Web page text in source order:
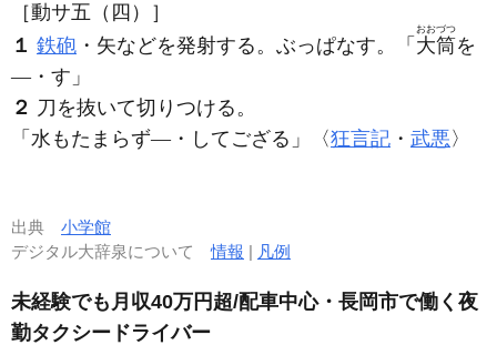
［動サ五（四）］
１ 鉄砲 ・矢などを発射する。ぶっぱなす。「 大筒
おおづつ
を
―・す」
２ 刀を抜いて切りつける。
「水もたまらず―・してござる」〈狂言記 ・ 武悪 〉
出典 小学館
デジタル大辞泉について情報 | 凡例
未経験でも月収40万円超/配車中心・長岡市で働く夜
勤タクシードライバー